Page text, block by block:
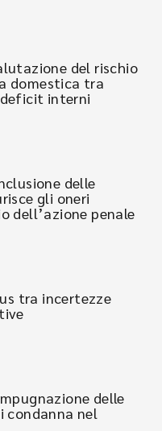
del rischio
domestica tra
interni
delle
gli oneri
dell’azione penale
tra incertezze
delle
condanna nel